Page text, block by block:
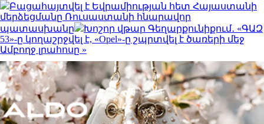
Բացահայտվել է Եվրամիության հետ Հայաստանի
մերձեցմանը Ռուսաստանի հնարավոր
պատասխանը
Խոշոր վթար Գեղարքունիքում․ «ԳԱԶ
53»-ը կողաշրջվել է, «Opel»-ը շպրտվել է ծառերի մեջ
Ամբողջ լրահոսը »